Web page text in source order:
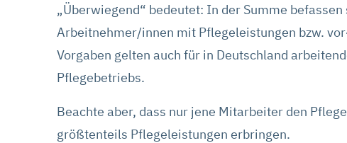
„Überwiegend“ bedeutet: In der Summe
Arbeitnehmer/innen mit Pflegeleistungen bzw.
Vorgaben gelten auch für in Deutschland
Pflegebetriebs.
Beachte aber, dass nur jene Mitarbeiter den
größtenteils Pflegeleistungen erbringen.